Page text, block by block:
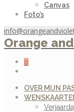
Canvas
Foto’s
Orange
0
OVER MIJN